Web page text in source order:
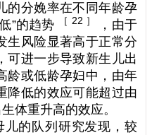
的分娩率在不同年龄孕
”的趋势
［ 22 ］
，由于
生风险显著高于正常分
，可进一步导致新生儿出
龄或低龄孕妇中，由年
降低的效应可能超过由
体重升高的效应。
儿的队列研究发现，较